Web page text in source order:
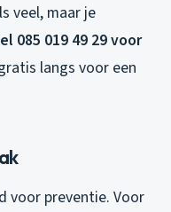
veel, maar je
085 019 49 29 voor
langs voor een
voor preventie. Voor